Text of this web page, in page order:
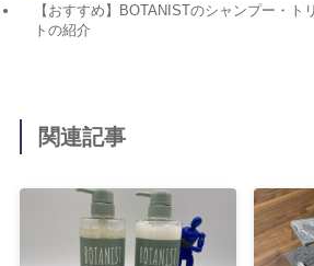
【おすすめ】BOTANISTのシャンプー・ト
トの紹介
関連記事